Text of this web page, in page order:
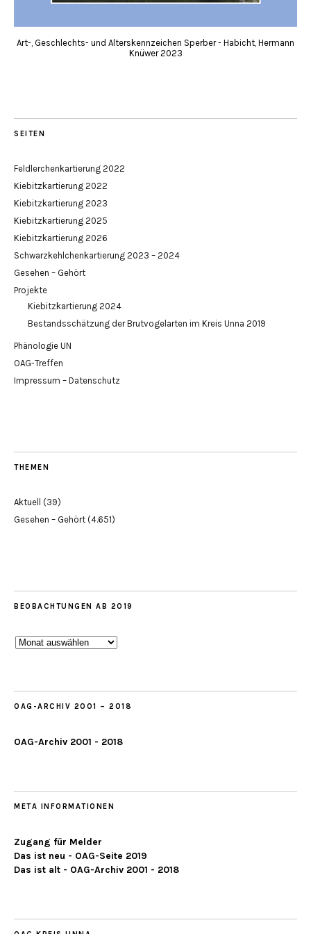
Art-, Geschlechts- und Alterskennzeichen Sperber - Habicht, Hermann
Knüwer 2023
SEITEN
Feldlerchenkartierung 2022
Kiebitzkartierung 2022
Kiebitzkartierung 2023
Kiebitzkartierung 2025
Kiebitzkartierung 2026
Schwarzkehlchenkartierung 2023 – 2024
Gesehen – Gehört
Projekte
Kiebitzkartierung 2024
Bestandsschätzung der Brutvogelarten im Kreis Unna 2019
Phänologie UN
OAG-Treffen
Impressum – Datenschutz
THEMEN
Aktuell
(39)
Gesehen – Gehört (4.651)
BEOBACHTUNGEN AB 2019
Beobachtungen
OAG-ARCHIV 2001 – 2018
OAG-Archiv 2001 - 2018
META INFORMATIONEN
Zugang für Melder
Das ist neu - OAG-Seite 2019
Das ist alt - OAG-Archiv 2001 - 2018